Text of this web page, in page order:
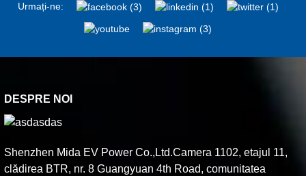
Urmați-ne:
DESPRE NOI
Shenzhen Mida EV Power Co.,Ltd.Camera 1102, etajul 11,
clădirea BTR, nr. 8 Guangyuan 4th Road, comunitatea